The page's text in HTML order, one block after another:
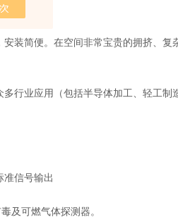
装简便。在空间非常宝贵的拥挤、复
行业应用（包括半导体加工、轻工制
准信号输出
及可燃气体探测器。